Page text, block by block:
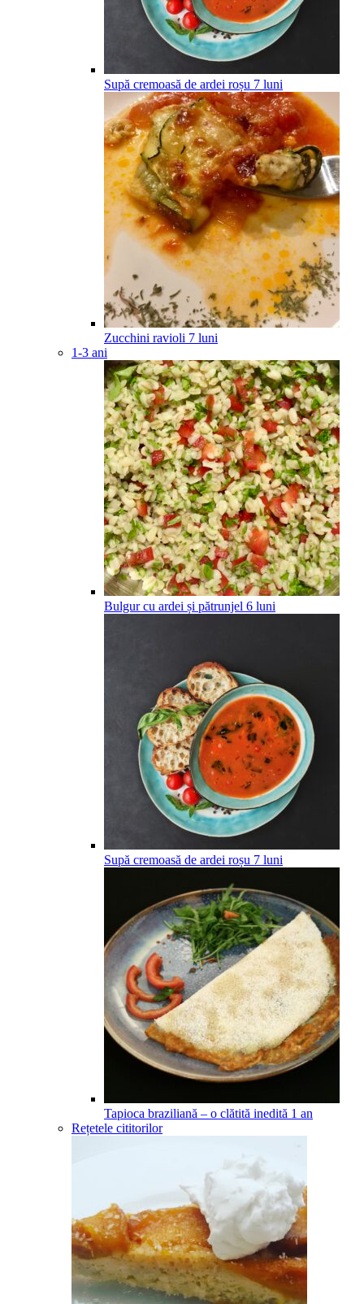
Supă cremoasă de ardei roșu 7 luni
Zucchini ravioli 7 luni
1-3 ani
Bulgur cu ardei și pătrunjel 6 luni
Supă cremoasă de ardei roșu 7 luni
Tapioca braziliană – o clătită inedită 1 an
Rețetele cititorilor